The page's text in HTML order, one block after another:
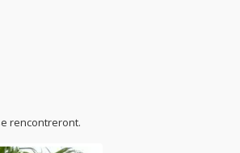
rencontreront.